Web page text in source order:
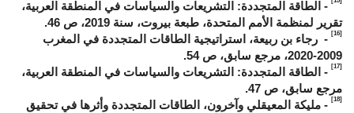
- الطاقة المتجددة: التشريعات والسياسات في المنطقة العربية،
تقرير لمنظمة الأمم المتحدة، طبعة بيروت، سنة 2019، ص 46.
[16] - رجاء بن ربيعة، استراتيجية الطاقات المتجددة في المغرب
2009-2020، مرجع سابق، ص 54.
[17] - الطاقة المتجددة: التشريعات والسياسات في المنطقة العربية،
مرجع سابق، ص 47.
[18] - مليكة المعيقلي وآخرون، الطاقات المتجددة وأثرها في تحقيق